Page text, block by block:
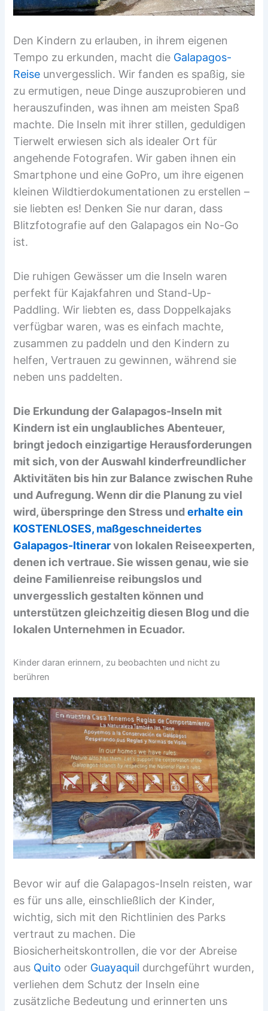
Den Kindern zu erlauben, in ihrem eigenen
Tempo zu erkunden, macht die Galapagos-
Reise unvergesslich. Wir fanden es spaßig, sie
zu ermutigen, neue Dinge auszuprobieren und
herauszufinden, was ihnen am meisten Spaß
machte. Die Inseln mit ihrer stillen, geduldigen
Tierwelt erwiesen sich als idealer Ort für
angehende Fotografen. Wir gaben ihnen ein
Smartphone und eine GoPro, um ihre eigenen
kleinen Wildtierdokumentationen zu erstellen –
sie liebten es! Denken Sie nur daran, dass
Blitzfotografie auf den Galapagos ein No-Go
ist.
Die ruhigen Gewässer um die Inseln waren
perfekt für Kajakfahren und Stand-Up-
Paddling. Wir liebten es, dass Doppelkajaks
verfügbar waren, was es einfach machte,
zusammen zu paddeln und den Kindern zu
helfen, Vertrauen zu gewinnen, während sie
neben uns paddelten.
Die Erkundung der Galapagos-Inseln mit
Kindern ist ein unglaubliches Abenteuer,
bringt jedoch einzigartige Herausforderungen
mit sich, von der Auswahl kinderfreundlicher
Aktivitäten bis hin zur Balance zwischen Ruhe
und Aufregung. Wenn dir die Planung zu viel
wird, überspringe den Stress underhalte ein
KOSTENLOSES, maßgeschneidertes
Galapagos-Itinerarvon lokalen Reiseexperten,
denen ich vertraue. Sie wissen genau, wie sie
deine Familienreise reibungslos und
unvergesslich gestalten können und
unterstützen gleichzeitig diesen Blog und die
lokalen Unternehmen in Ecuador.
Kinder daran erinnern, zu beobachten und nicht zu
berühren
Bevor wir auf die Galapagos-Inseln reisten, war
es für uns alle, einschließlich der Kinder,
wichtig, sich mit den Richtlinien des Parks
vertraut zu machen. Die
Biosicherheitskontrollen, die vor der Abreise
aus Quito oder Guayaquil durchgeführt wurden,
verliehen dem Schutz der Inseln eine
zusätzliche Bedeutung und erinnerten uns